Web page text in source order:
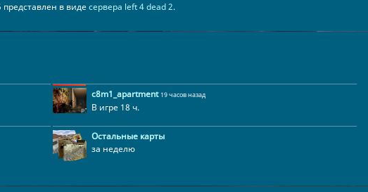
представлен в видесервера left 4 dead 2.
c8m1_apartment 19 часов назад
В игре 18 ч.
Остальные карты
за неделю